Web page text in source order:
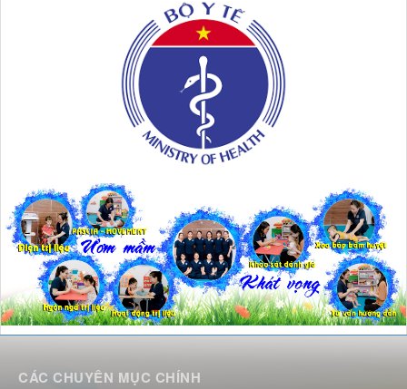
CÁC CHUYÊN MỤC CHÍNH